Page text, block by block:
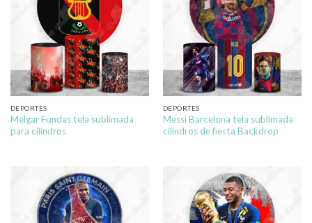
DEPORTES
Melgar Fundas tela sublimada
para cilindros
DEPORTES
Messi Barcelona tela sublimada
cilindros de fiesta Backdrop